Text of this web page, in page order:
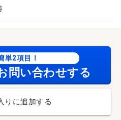
単2項目！
問い合わせする
りに追加する